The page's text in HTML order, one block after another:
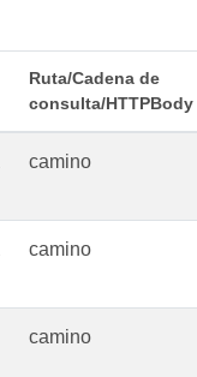
Ruta/Cadena de
consulta/HTTPBody
camino
camino
camino